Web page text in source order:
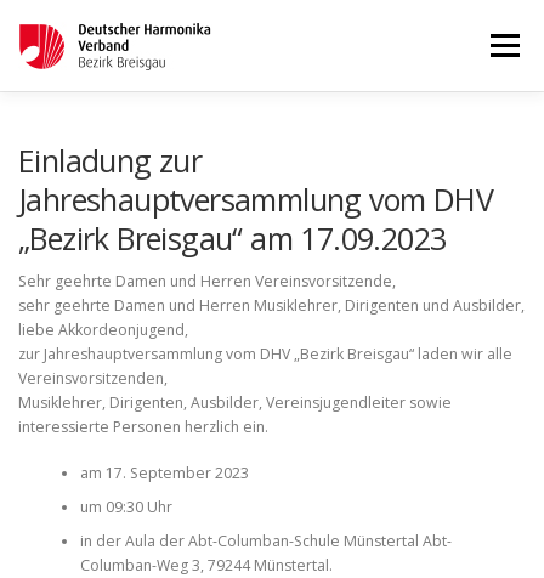
Menü
WETTBEWERBE & LEHRGÄNGE TERMINKALENDER
KONTAKT IMPRESSUM
Einladung zur
Jahreshauptversammlung vom DHV
„Bezirk Breisgau“ am 17.09.2023
Sehr geehrte Damen und Herren Vereinsvorsitzende,
sehr geehrte Damen und Herren Musiklehrer, Dirigenten und Ausbilder,
liebe Akkordeonjugend,
zur Jahreshauptversammlung vom DHV „Bezirk Breisgau“ laden wir alle
Vereinsvorsitzenden,
Musiklehrer, Dirigenten, Ausbilder, Vereinsjugendleiter sowie
interessierte Personen herzlich ein.
am 17. September 2023
um 09:30 Uhr
in der Aula der Abt-Columban-Schule Münstertal Abt-
Columban-Weg 3, 79244 Münstertal.